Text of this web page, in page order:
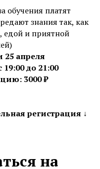
обучения платят
знания так, как
едой и приятной
25 апреля
до 21:00
3000 ₽
регистрация ↓
на